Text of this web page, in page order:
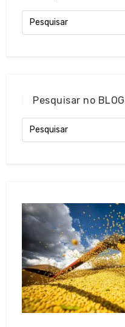
Pesquisar no BLOG